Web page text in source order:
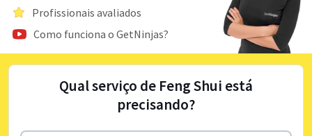
Profissionais avaliados
Como funciona o GetNinjas?
Qual serviço de Feng Shui está
precisando?